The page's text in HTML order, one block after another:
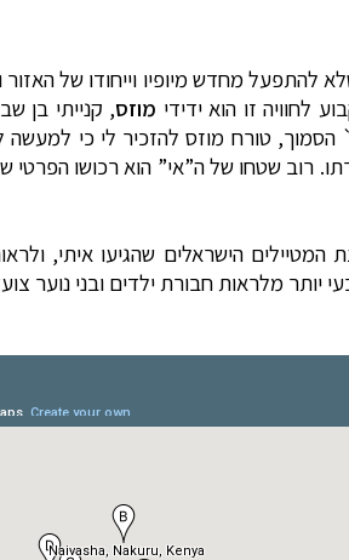
לחוויה זו הוא ידידי מוזס, קנייתי בן
הסמוך, טורח מוזס להזכיר לי כי
רוב שטחו של ה”אי” הוא רכושו
המטיילים הישראלים שהגיעו איתי,
יותר מלראות חבורת ילדים ובני נוער